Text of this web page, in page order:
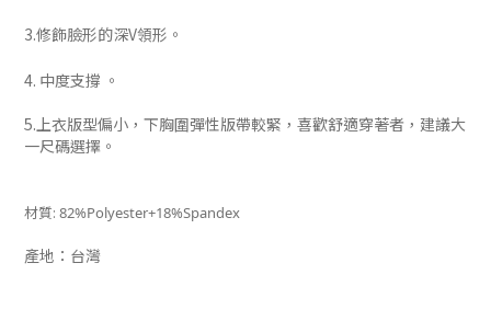
3.修飾臉形的深V領形。
4. 中度支撐 。
5.上衣版型偏小，下胸圍彈性版帶較緊，喜歡舒適穿著者，建議大
一尺碼選擇。
材質: 82%Polyester+18%Spandex
產地：台灣